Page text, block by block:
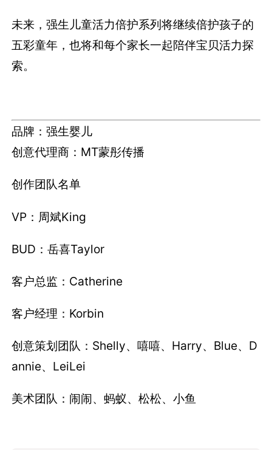
未来，强生儿童活力倍护系列将继续倍护孩子的
五彩童年，也将和每个家长一起陪伴宝贝活力探
索。
品牌：强生婴儿
创意代理商： MT蒙彤传播
创作团队名单
VP：周斌King
BUD：岳喜Taylor
客户总监：Catherine
客户经理：Korbin
创意策划团队：Shelly、嘻嘻、Harry、Blue、D
annie、LeiLei
美术团队：闹闹、蚂蚁、松松、小鱼